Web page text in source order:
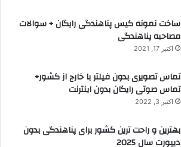
ساخت نمونه کیس پناهندگی رایگان + سوالات
مصاحبه پناهندگی
اکتبر 17, 2021
تماس تصویری بدون فیلتر با خارج از کشور+
تماس صوتی رایگان بدون اینترنت
اکتبر 3, 2022
بهترین و راحت ترین کشور برای پناهندگی بدون
دیپورت سال 2025